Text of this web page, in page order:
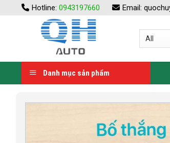
Hotline: 0943197660 Email:
Danh mục sản phẩm